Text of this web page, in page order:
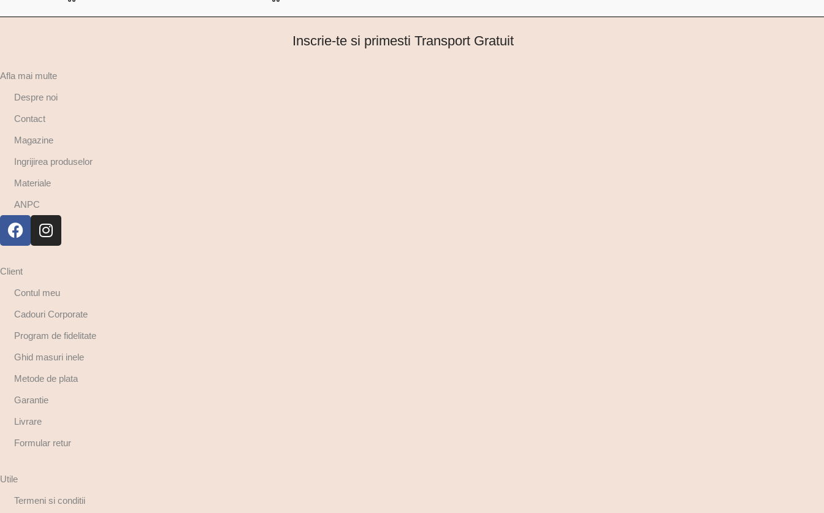
Inscrie-te si primesti Transport Gratuit
Afla mai multe
Despre noi
Contact
Magazine
Ingrijirea produselor
Materiale
ANPC
Client
Contul meu
Cadouri Corporate
Program de fidelitate
Ghid masuri inele
Metode de plata
Garantie
Livrare
Formular retur
Utile
Termeni si conditii